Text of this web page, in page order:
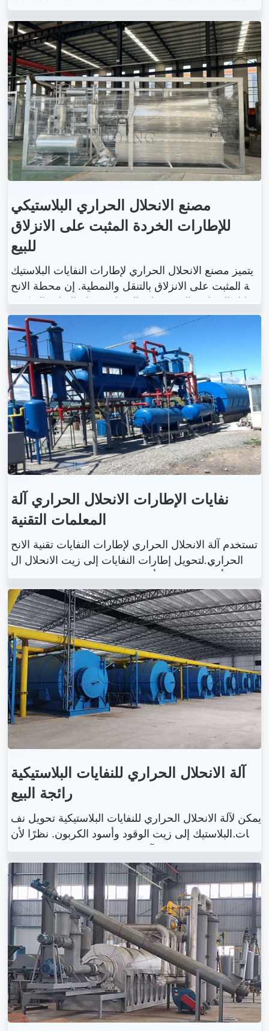
للنفايات تتم تحت بيئة مغلقة مع نظام تنظيف الغاز الخلف
ي، بدون توليد تلوث ثانوي للهواء.
مصنع الانحلال الحراري البلاستيكي
للإطارات الخردة المثبت على الانزلاق
للبيع
يتميز مصنع الانحلال الحراري لإطارات النفايات البلاستيك
ية المثبت على الانزلاق بالتنقل والنمطية. إن محطة الانح
نفايات الإطارات الانحلال الحراري آلة
المعلمات التقنية
تستخدم آلة الانحلال الحراري لإطارات النفايات تقنية الانح
لال الحراري لتحويل إطارات النفايات إلى زيت الانحلال ال
حراري وأسود الكربون وأسلاك الفولاذ والغاز القابل للاحت
راق. وهذا لا يحل المشاكل البيئية الناجمة عن تراكم نفايا
ت الإطارات فحسب، بل يحول النفايات أيضًا إلى كنز. مع
تطور الاقتصاد، يتزايد أيضًا إنتاج إطارات النفايات عامًا بعد
عام، وستصبح آلة الانحلال الحراري لإطارات النفايات بلا
شك اتجاهًا جديدًا لإدارة نفايات الإطارات.
آلة الانحلال الحراري للنفايات البلاستيكية
رائجة البيع
يمكن لآلة الانحلال الحراري للنفايات البلاستيكية تحويل نف
ايات البلاستيك إلى زيت الوقود وأسود الكربون. نظرًا لأن
عملية التشغيل الكاملة لآلة الانحلال الحراري للنفايات البلا
ستيكية تلبي معايير حماية البيئة، والمنتجات النهائية بما ف
ي ذلك زيت الوقود وأسود الكربون لها سوق جيدة في الع
ديد من البلدان، فإن مشروع آلة الانحلال الحراري للنفايا
ت البلاستيكية أصبح أكثر شيوعًا.